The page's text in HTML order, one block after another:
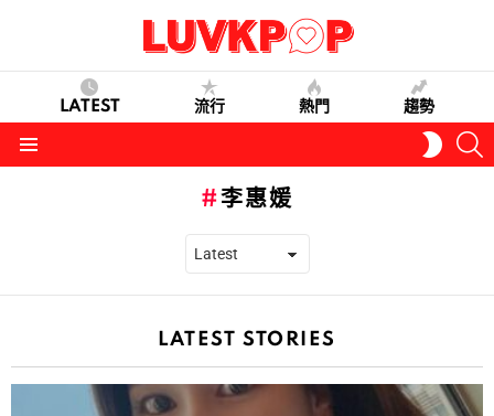
LATEST 流行 熱門 趨勢
SKIN
李惠媛
LATEST STORIES